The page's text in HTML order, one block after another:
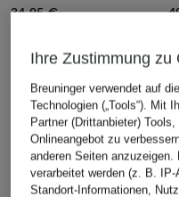
34,95 €
ÄHNLICHE ARTIKEL
Ihre Zustimmung zu
Breuninger verwendet auf
Technologien („Tools“). Mit
Partner (Drittanbieter)
Onlineangebot zu
anderen Seiten anzuzeigen.
verarbeitet werden (z. B.
Standort-Informationen,